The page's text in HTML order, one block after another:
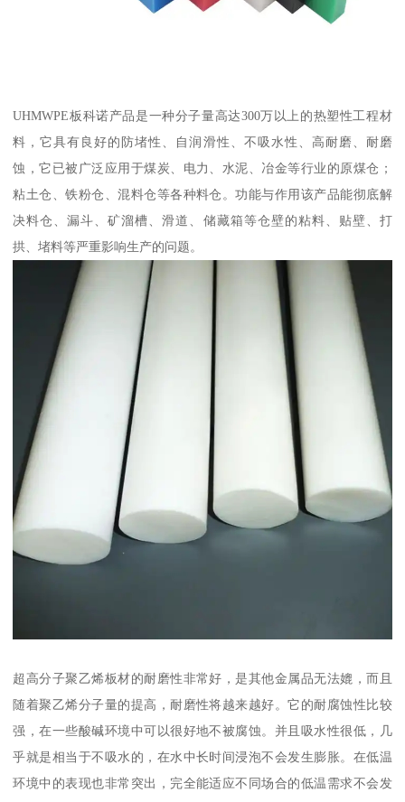
UHMWPE板科诺产品是一种分子量高达300万以上的热塑性工程材
料，它具有良好的防堵性、自润滑性、不吸水性、高耐磨、耐磨
蚀，它已被广泛应用于煤炭、电力、水泥、冶金等行业的原煤仓；
粘土仓、铁粉仓、混料仓等各种料仓。功能与作用该产品能彻底解
决料仓、漏斗、矿溜槽、滑道、储藏箱等仓壁的粘料、贴壁、打
拱、堵料等严重影响生产的问题。
超高分子聚乙烯板材的耐磨性非常好，是其他金属品无法媲，而且
随着聚乙烯分子量的提高，耐磨性将越来越好。它的耐腐蚀性比较
强，在一些酸碱环境中可以很好地不被腐蚀。并且吸水性很低，几
乎就是相当于不吸水的，在水中长时间浸泡不会发生膨胀。在低温
环境中的表现也非常突出，完全能适应不同场合的低温需求不会发